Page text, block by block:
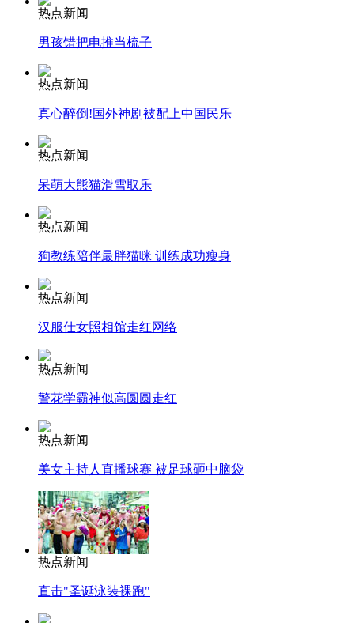
外交部：反对强权政治霸凌主义
安徽一实载49人客车翻车
消防员救轻生者 花炮节热闹非凡
司机酒驾遇交警 急速倒车逃窜
热点新闻
男孩错把电推当梳子
热点新闻
真心醉倒!国外神剧被配上中国民乐
热点新闻
呆萌大熊猫滑雪取乐
热点新闻
狗教练陪伴最胖猫咪 训练成功瘦身
热点新闻
汉服仕女照相馆走红网络
热点新闻
警花学霸神似高圆圆走红
热点新闻
美女主持人直播球赛 被足球砸中脑袋
热点新闻
直击"圣诞泳装裸跑"